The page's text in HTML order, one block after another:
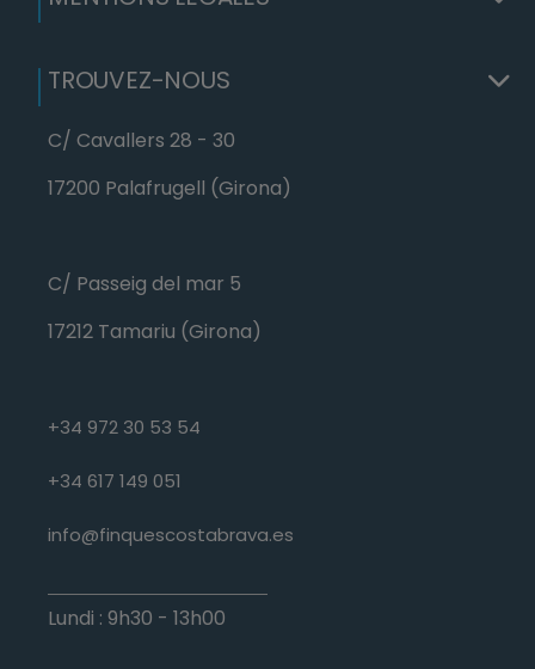
TROUVEZ-NOUS
C/ Cavallers 28 - 30
17200 Palafrugell (Girona)
C/ Passeig del mar 5
17212 Tamariu (Girona)
+34 972 30 53 54
+34 617 149 051
info@finquescostabrava.es
Lundi : 9h30 - 13h00